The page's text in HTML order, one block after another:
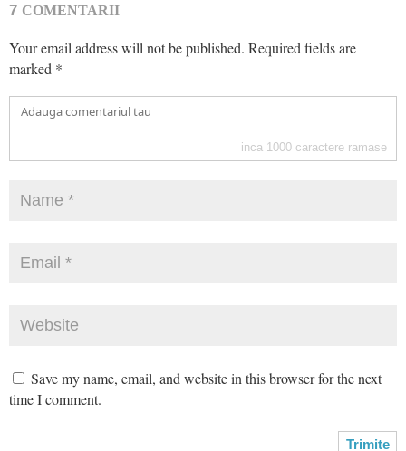
7 COMENTARII
Your email address will not be published. Required fields are
marked *
inca 1000 caractere ramase
Save my name, email, and website in this browser for the next
time I comment.